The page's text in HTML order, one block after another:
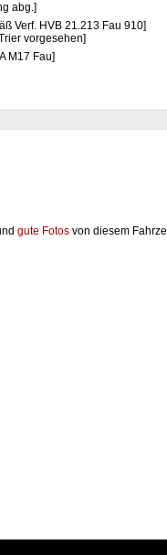
abg.]
Verf. HVB 21.213 Fau 910]
vorgesehen]
M17 Fau]
gute Fotos von diesem